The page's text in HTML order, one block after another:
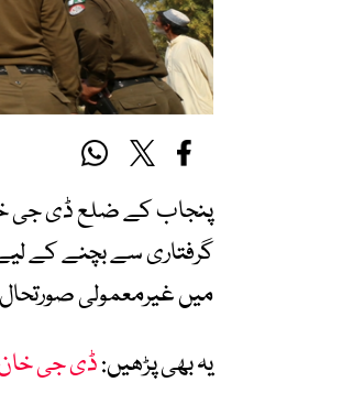
پنجاب کے ضلع ڈی جی
میں غیرمعمولی صورتحال
یہ بھی پڑھیں:ڈی جی خان